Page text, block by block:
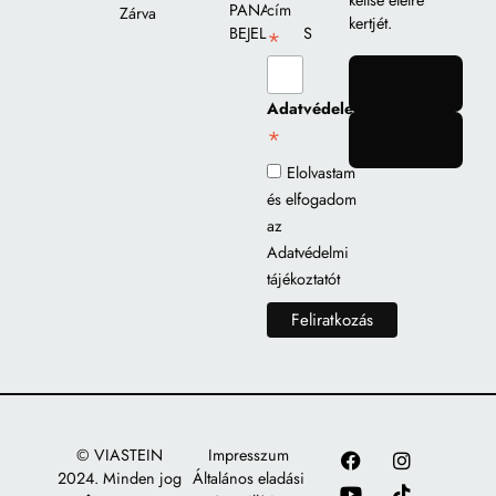
Zárva
PANASZ
BEJELENTÉS
cím
*
Adatvédelem
*
Elolvastam
és elfogadom
az
Adatvédelmi
tájékoztatót
kertjét.
© VIASTEIN
2024. Minden jog
Impresszum
Általános eladási